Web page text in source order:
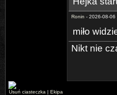
Ronin - 2026-08-06
miło
Nikt nie
Usuń ciasteczka | Ekipa